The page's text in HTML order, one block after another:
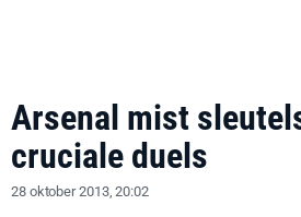
Arsenal mist
cruciale duels
28 oktober 2013, 20:02